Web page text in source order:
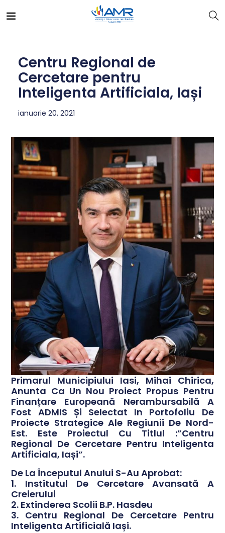
Centru Regional de
Cercetare pentru
Inteligenta Artificiala, Iași
ianuarie 20, 2021
Primarul Municipiului Iasi, Mihai Chirica,
Anunta Ca Un Nou Proiect Propus Pentru
Finanțare Europeană Nerambursabilă A
Fost ADMIS Și Selectat In Portofoliu De
Proiecte Strategice Ale Regiunii De Nord-
Est. Este Proiectul Cu Titlul :”Centru
Regional De Cercetare Pentru Inteligenta
Artificiala, Iași”.
De La Începutul Anului S-Au Aprobat:
1. Institutul De Cercetare Avansată A
Creierului
2. Extinderea Scolii B.P. Hasdeu
3. Centru Regional De Cercetare Pentru
Inteligenta Artificială Iași.